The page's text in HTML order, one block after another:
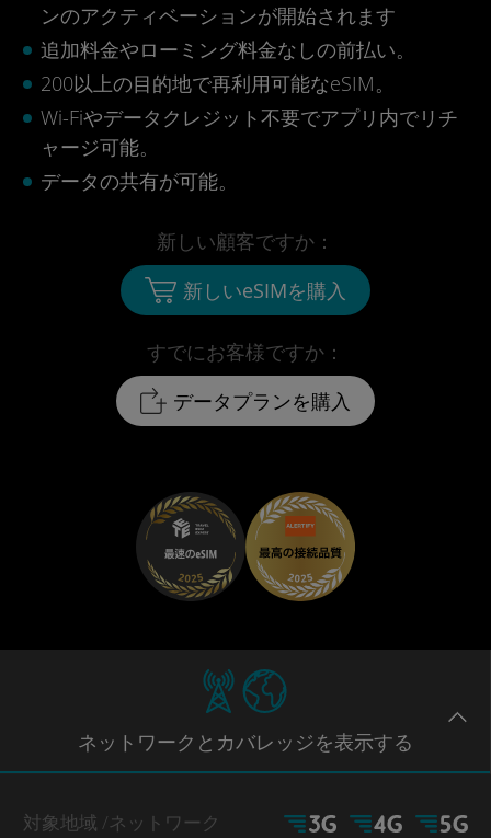
ンのアクティベーションが開始されます
追加料金やローミング料金なしの前払い。
200以上の目的地で再利用可能なeSIM。
Wi-Fiやデータクレジット不要でアプリ内でリチ
ャージ可能。
データの共有が可能。
すでにお客様ですか：
データプランを購入
新しい顧客ですか：
新しいeSIMを購入
ネットワークとカバレッジを表示する
対象地域 /ネットワーク